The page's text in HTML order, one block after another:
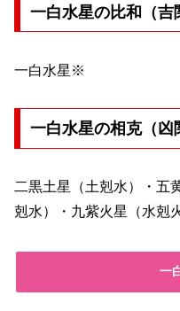
一白水星の比和（吉
一白水星※
一白水星の相克（凶
二黒土星（土剋水）・五
剋水）・九紫火星（水剋
一